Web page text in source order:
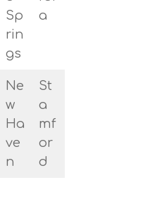
Sp
rin
gs
a
Ne
w
Ha
ve
n
St
a
mf
or
d